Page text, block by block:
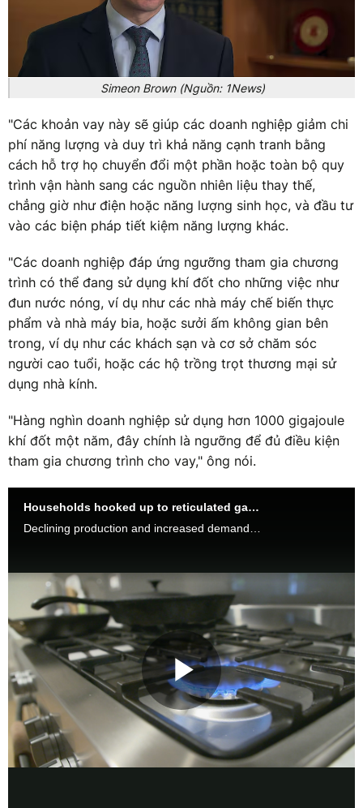
Simeon Brown (Nguồn: 1News)
"Các khoản vay này sẽ giúp các doanh nghiệp giảm chi
phí năng lượng và duy trì khả năng cạnh tranh bằng
cách hỗ trợ họ chuyển đổi một phần hoặc toàn bộ quy
trình vận hành sang các nguồn nhiên liệu thay thế,
chẳng giờ như điện hoặc năng lượng sinh học, và đầu tư
vào các biện pháp tiết kiệm năng lượng khác.
"Các doanh nghiệp đáp ứng ngưỡng tham gia chương
trình có thể đang sử dụng khí đốt cho những việc như
đun nước nóng, ví dụ như các nhà máy chế biến thực
phẩm và nhà máy bia, hoặc sưởi ấm không gian bên
trong, ví dụ như các khách sạn và cơ sở chăm sóc
người cao tuổi, hoặc các hộ trồng trọt thương mại sử
dụng nhà kính.
"Hàng nghìn doanh nghiệp sử dụng hơn 1000 gigajoule
khí đốt một năm, đây chính là ngưỡng để đủ điều kiện
tham gia chương trình cho vay," ông nói.